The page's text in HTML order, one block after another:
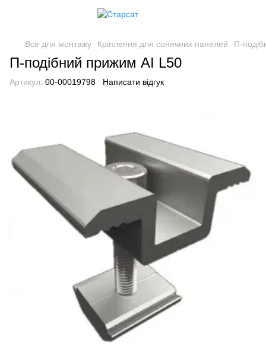
Все для монтажу Кріплення для сонячних панелей П-
П-подібний прижим АІ L50
Артикул: 00-00019798 Написати відгук